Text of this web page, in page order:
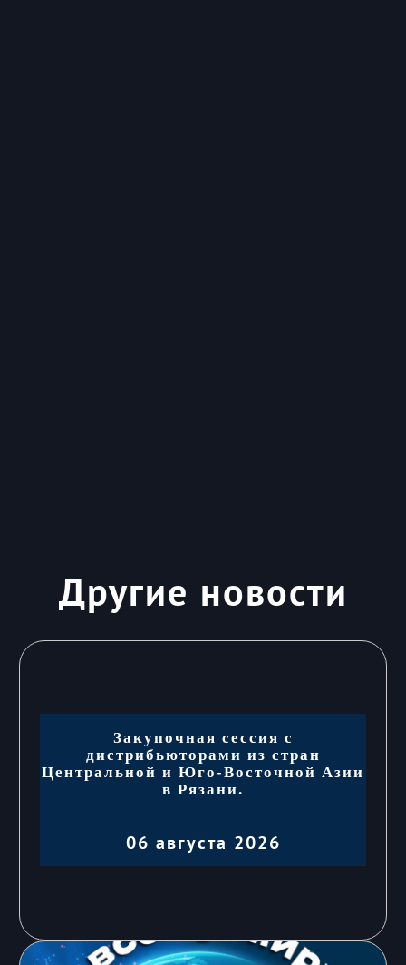
Другие новости
Закупочная сессия с
дистрибьюторами из стран
Центральной и Юго-Восточной Азии
в Рязани.
06 августа 2026